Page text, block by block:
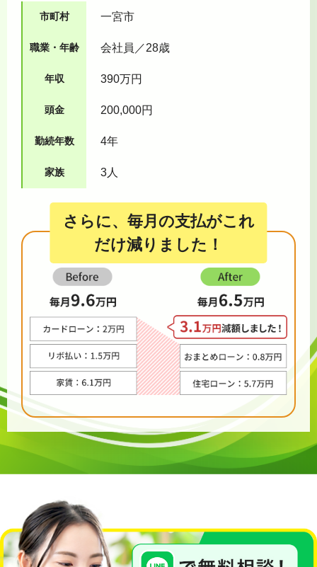
市町村 一宮市
職業・年齢 会社員／28歳
年収 390万円
頭金 200,000円
勤続年数 4年
家族 3人
さらに、毎月の支払がこれ
だけ減りました！